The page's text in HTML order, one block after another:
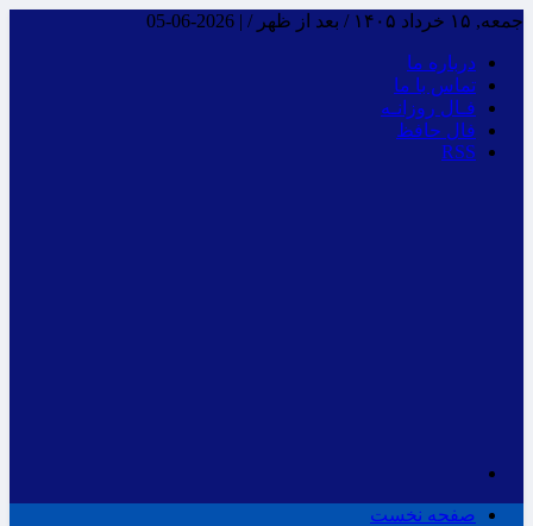
جمعه, ۱۵ خرداد ۱۴۰۵ / بعد از ظهر / |
2026-06-05
درباره ما
تماس با ما
فـال روزانـه
فال حافظ
RSS
صفحه نخست